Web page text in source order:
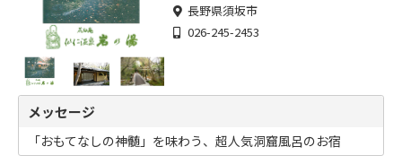
長野県須坂市
026-245-2453
メッセージ
「おもてなしの神髄」を味わう、超人気洞窟風呂のお宿